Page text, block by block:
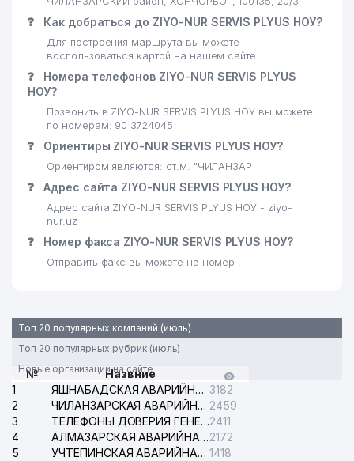
❓ Как добраться до ZIYO-NUR SERVIS PLYUS НОУ?
Для построения маршрута вы можете
воспользоваться картой на нашем сайте
❓
Номера телефонов ZIYO-NUR SERVIS PLYUS
НОУ?
Позвонить в ZIYO-NUR SERVIS PLYUS НОУ вы можете
по номерам: 90 3724045
❓ Ориентиры ZIYO-NUR SERVIS PLYUS НОУ?
Ориентиром являются: ст.м. "ЧИЛАНЗАР
❓ Адрес сайта ZIYO-NUR SERVIS PLYUS НОУ?
Адрес сайта ZIYO-NUR SERVIS PLYUS НОУ - ziyo-
nur.uz
❓ Номер факса ZIYO-NUR SERVIS PLYUS НОУ?
Отправить факс вы можете на номер .
Топ 20 популярных компаний (июль)
Топ 20 популярных рубрик (июль)
Новые организации на сайте
№
Назвние
1
ЯШНАБАДСКАЯ АВАРИЙНАЯ СЛУЖБА ЭЛЕКТРОСЕТИ 3182
2
ЧИЛАНЗАРСКАЯ АВАРИЙНАЯ СЛУЖБА ЭЛЕКТРОСЕТИ 2459
3
ТЕЛЕФОНЫ ДОВЕРИЯ ГЕНЕРАЛЬНОЙ ПРОКУРАТУРЫ РЕСПУБЛИКИ УЗБЕКИСТАН2411
4
АЛМАЗАРСКАЯ АВАРИЙНАЯ СЛУЖБА ЭЛЕКТРОСЕТИ2172
5
УЧТЕПИНСКАЯ АВАРИЙНАЯ СЛУЖБА ЭЛЕКТРОСЕТИ 1418